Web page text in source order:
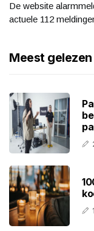
De website
actuele 112
Meest